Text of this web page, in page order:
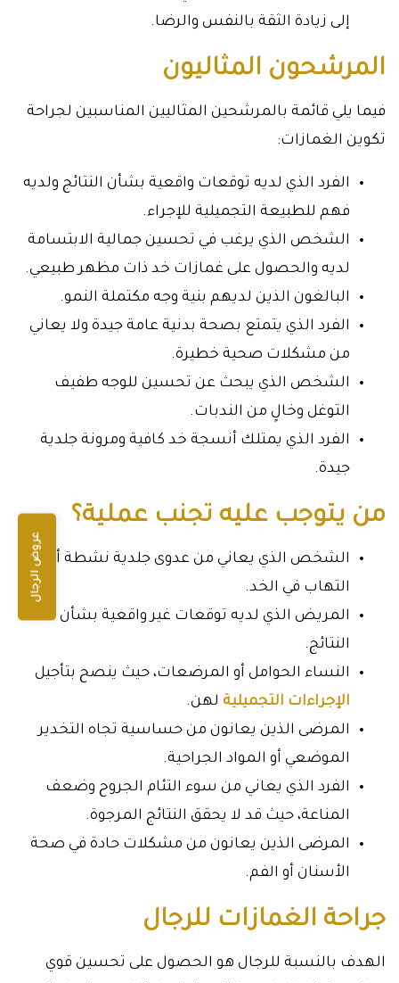
عروض الرجال
إلى زيادة الثقة بالنفس والرضا.
المرشحون المثاليون
فيما يلي قائمة بالمرشحين المثاليين المناسبين لجراحة
تكوين الغمازات:
الفرد الذي لديه توقعات واقعية بشأن النتائج ولديه
فهم للطبيعة التجميلية للإجراء.
الشخص الذي يرغب في تحسين جمالية الابتسامة
لديه والحصول على غمازات خد ذات مظهر طبيعي.
البالغون الذين لديهم بنية وجه مكتملة النمو.
الفرد الذي يتمتع بصحة بدنية عامة جيدة ولا يعاني
من مشكلات صحية خطيرة.
الشخص الذي يبحث عن تحسين للوجه طفيف
التوغل وخالٍ من الندبات.
الفرد الذي يمتلك أنسجة خد كافية ومرونة جلدية
جيدة.
من يتوجب عليه تجنب عملية؟
الشخص الذي يعاني من عدوى جلدية نشطة أو
التهاب في الخد.
المريض الذي لديه توقعات غير واقعية بشأن
النتائج.
النساء الحوامل أو المرضعات، حيث ينصح بتأجيل
الإجراءات التجميلية لهن.
المرضى الذين يعانون من حساسية تجاه التخدير
الموضعي أو المواد الجراحية.
الفرد الذي يعاني من سوء التئام الجروح وضعف
المناعة، حيث قد لا يحقق النتائج المرجوة.
المرضى الذين يعانون من مشكلات حادة في صحة
الأسنان أو الفم.
جراحة الغمازات للرجال
الهدف بالنسبة للرجال هو الحصول على تحسين قوي